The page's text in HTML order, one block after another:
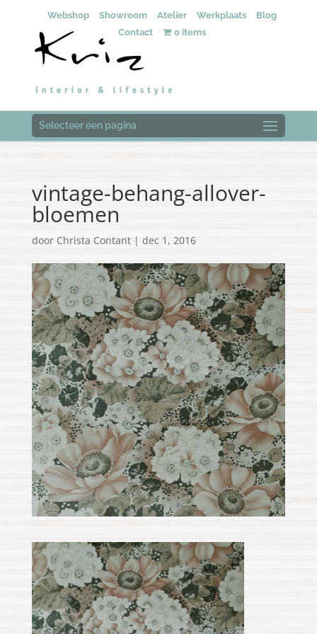
Webshop Showroom Atelier Werkplaats
Blog
Contact
0 items
Selecteer een pagina
vintage-behang-allover-
bloemen
door Christa Contant| dec 1, 2016